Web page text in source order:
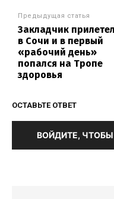
Предыдущая статья
Закладчик прилетел
в Сочи и в первый
«рабочий день»
попался на Тропе
здоровья
ОСТАВЬТЕ ОТВЕТ
ВОЙДИТЕ,